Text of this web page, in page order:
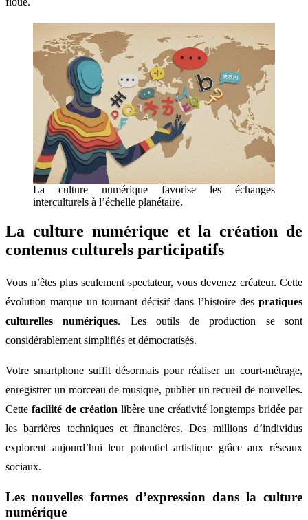
La culture numérique favorise les échanges
interculturels à l’échelle planétaire.
La culture numérique et la création de
contenus culturels participatifs
Vous n’êtes plus seulement spectateur, vous devenez créateur. Cette
évolution marque un tournant décisif dans l’histoire des pratiques
culturelles numériques. Les outils de production se sont
considérablement simplifiés et démocratisés.
Votre smartphone suffit désormais pour réaliser un court-métrage,
enregistrer un morceau de musique, publier un recueil de nouvelles.
Cette facilité de création libère une créativité longtemps bridée par
les barrières techniques et financières. Des millions d’individus
explorent aujourd’hui leur potentiel artistique grâce aux réseaux
sociaux.
Les nouvelles formes d’expression dans la culture
numérique